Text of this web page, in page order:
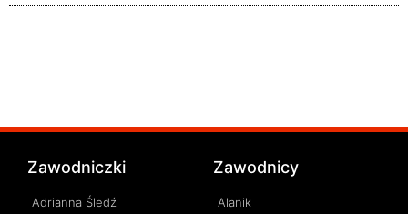
Zawodniczki
Adrianna Śledź
Zawodnicy
Alanik